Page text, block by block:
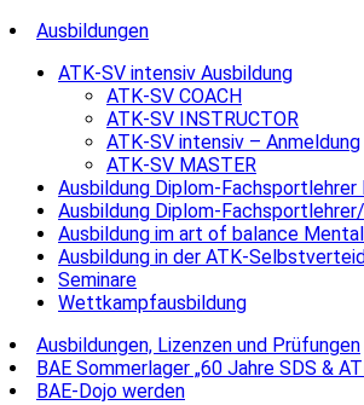
Ausbildungen
ATK-SV intensiv Ausbildung
ATK-SV COACH
ATK-SV INSTRUCTOR
ATK-SV intensiv – Anmeldung
ATK-SV MASTER
Ausbildung Diplom-Fachsportlehrer
Ausbildung Diplom-
Ausbildung im art of balance
Ausbildung in der ATK-
Seminare
Wettkampfausbildung
Ausbildungen, Lizenzen und Prüfungen
BAE Sommerlager „60 Jahre SDS &
BAE-Dojo werden